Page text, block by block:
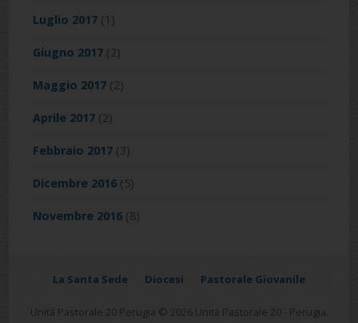
Luglio 2017 (1)
Giugno 2017 (2)
Maggio 2017 (2)
Aprile 2017 (2)
Febbraio 2017 (3)
Dicembre 2016 (5)
Novembre 2016 (8)
La Santa Sede Diocesi Pastorale Giovanile
Unità Pastorale 20 Perugia © 2026 Unità Pastorale 20 - Perugia.